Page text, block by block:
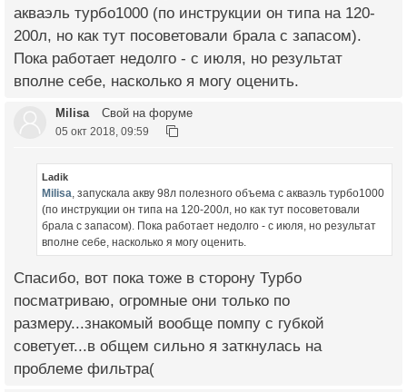
акваэль турбо1000 (по инструкции он типа на 120-
200л, но как тут посоветовали брала с запасом).
Пока работает недолго - с июля, но результат
вполне себе, насколько я могу оценить.
Milisa Свой на форуме
05 окт 2018, 09:59
Ladik
Milisa, запускала акву 98л полезного объема с акваэль турбо1000
(по инструкции он типа на 120-200л, но как тут посоветовали
брала с запасом). Пока работает недолго - с июля, но результат
вполне себе, насколько я могу оценить.
Спасибо, вот пока тоже в сторону Турбо
посматриваю, огромные они только по
размеру...знакомый вообще помпу с губкой
советует...в общем сильно я заткнулась на
проблеме фильтра(